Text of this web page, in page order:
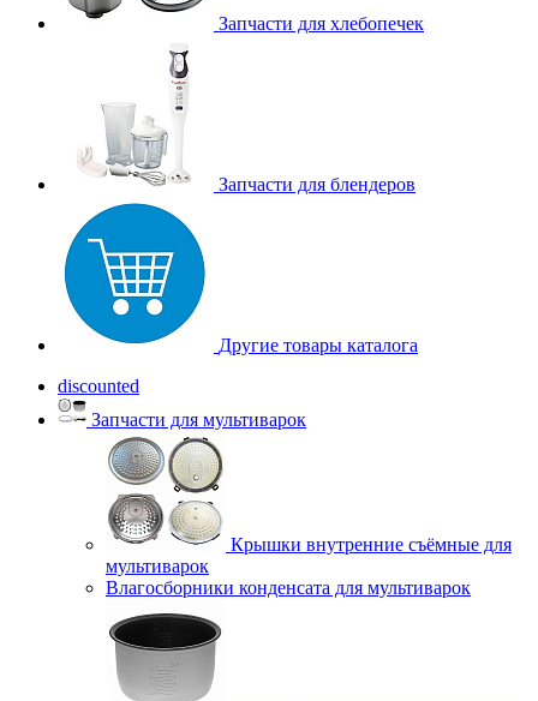
Запчасти для хлебопечек
Запчасти для блендеров
Другие товары каталога
discounted
Запчасти для мультиварок
Крышки внутренние съёмные для
мультиварок
Влагосборники конденсата для мультиварок